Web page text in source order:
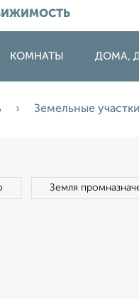
КОМНАТЫ ДОМА,
Земельные участки
Земля